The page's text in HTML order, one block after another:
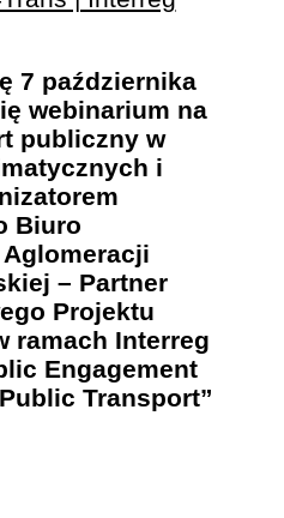
7 października
webinarium na
publiczny w
i
Biuro
– Partner
Projektu
ramach Interreg
Engagement
Transport”